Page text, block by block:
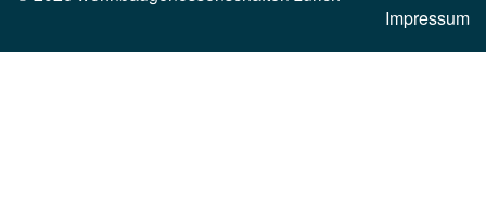
Impressum